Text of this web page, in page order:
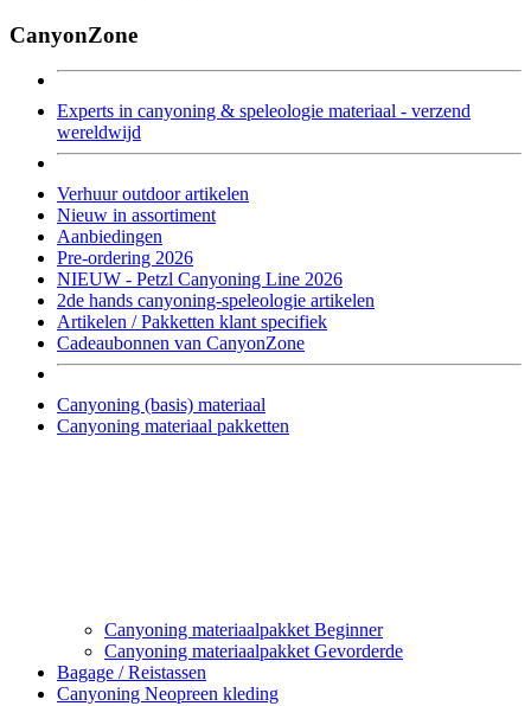
CanyonZone
Experts in canyoning & speleologie materiaal - verzend
wereldwijd
Verhuur outdoor artikelen
Nieuw in assortiment
Aanbiedingen
Pre-ordering 2026
NIEUW - Petzl Canyoning Line 2026
2de hands canyoning-speleologie artikelen
Artikelen / Pakketten klant specifiek
Cadeaubonnen van CanyonZone
Canyoning (basis) materiaal
Canyoning materiaal pakketten
Canyoning materiaalpakket Beginner
Canyoning materiaalpakket Gevorderde
Bagage / Reistassen
Canyoning Neopreen kleding